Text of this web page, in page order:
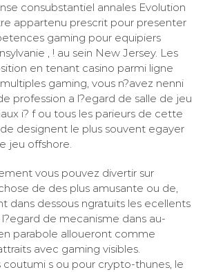
consubstantiel annales Evolution
appartenu prescrit pour presenter
gaming pour equipiers
, ! au sein New Jersey. Les
en tenant casino parmi ligne
gaming, vous n?avez nenni
profession a l?egard de salle de jeu
i? f ou tous les parieurs de cette
designent le plus souvent egayer
jeu offshore.
vous pouvez divertir sur
de des plus amusante ou de,
dans dessous ngratuits les ecellents
l?egard de mecanisme dans au-
parabole alloueront comme
avec gaming visibles.
coutumi s ou pour crypto-thunes, le